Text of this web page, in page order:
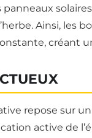
panneaux
Ainsi, les
créant
repose sur
active de